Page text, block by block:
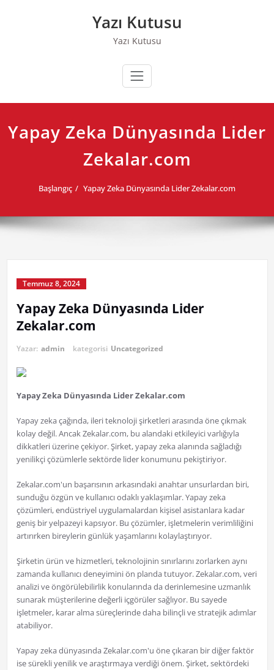
Yazı Kutusu
Yazı Kutusu
Yapay Zeka Dünyasında Lider
Zekalar.com
Başlangıç Yapay Zeka Dünyasında Lider Zekalar.com
Temmuz 8, 2024
Yapay Zeka Dünyasında Lider
Zekalar.com
Yazar: admin kategorisi Uncategorized
Yapay Zeka Dünyasında Lider Zekalar.com
Yapay zeka çağında, ileri teknoloji şirketleri arasında öne çıkmak
kolay değil. Ancak Zekalar.com, bu alandaki etkileyici varlığıyla
dikkatleri üzerine çekiyor. Şirket, yapay zeka alanında sağladığı
yenilikçi çözümlerle sektörde lider konumunu pekiştiriyor.
Zekalar.com'un başarısının arkasındaki anahtar unsurlardan biri,
sunduğu özgün ve kullanıcı odaklı yaklaşımlar. Yapay zeka
çözümleri, endüstriyel uygulamalardan kişisel asistanlara kadar
geniş bir yelpazeyi kapsıyor. Bu çözümler, işletmelerin verimliliğini
artırırken bireylerin günlük yaşamlarını kolaylaştırıyor.
Şirketin ürün ve hizmetleri, teknolojinin sınırlarını zorlarken aynı
zamanda kullanıcı deneyimini ön planda tutuyor. Zekalar.com, veri
analizi ve öngörülebilirlik konularında da derinlemesine uzmanlık
sunarak müşterilerine değerli içgörüler sağlıyor. Bu sayede
işletmeler, karar alma süreçlerinde daha bilinçli ve stratejik adımlar
atabiliyor.
Yapay zeka dünyasında Zekalar.com'u öne çıkaran bir diğer faktör
ise sürekli yenilik ve araştırmaya verdiği önem. Şirket, sektördeki